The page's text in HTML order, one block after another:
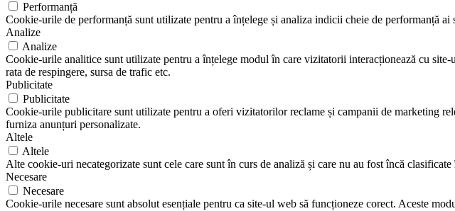
Performanță
Cookie-urile de performanță sunt utilizate pentru a înțelege și analiza indicii cheie de performanță
Analize
Analize
Cookie-urile analitice sunt utilizate pentru a înțelege modul în care vizitatorii interacționează cu
rata de respingere, sursa de trafic etc.
Publicitate
Publicitate
Cookie-urile publicitare sunt utilizate pentru a oferi vizitatorilor reclame și campanii de marketing
furniza anunțuri personalizate.
Altele
Altele
Alte cookie-uri necategorizate sunt cele care sunt în curs de analiză și care nu au fost încă
Necesare
Necesare
Cookie-urile necesare sunt absolut esențiale pentru ca site-ul web să funcționeze corect. Aceste